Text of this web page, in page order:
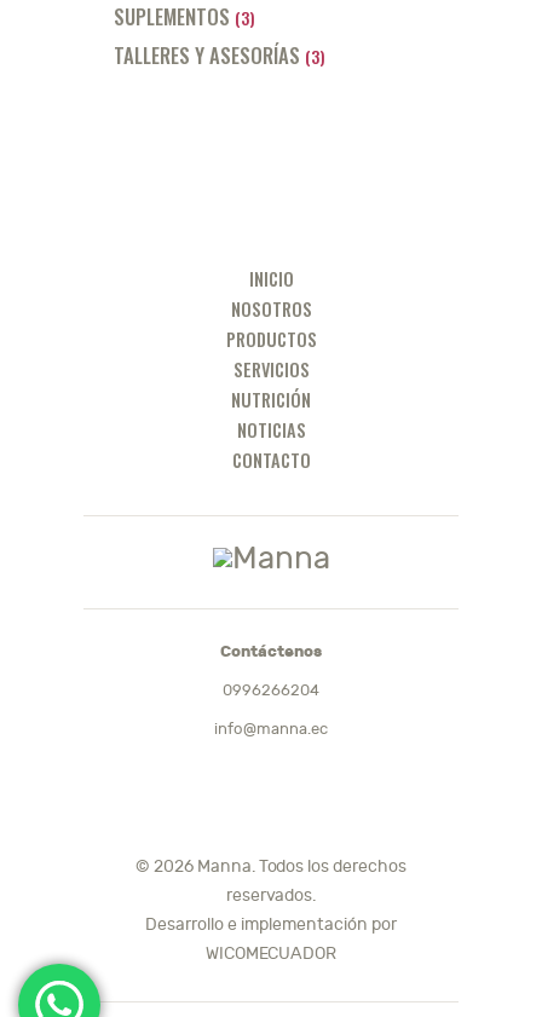
SUPLEMENTOS (3)
TALLERES Y ASESORÍAS (3)
INICIO
NOSOTROS
PRODUCTOS
SERVICIOS
NUTRICIÓN
NOTICIAS
CONTACTO
Contáctenos
0996266204
info@manna.ec
© 2026 Manna. Todos los derechos
reservados.
Desarrollo e implementación por
WICOMECUADOR